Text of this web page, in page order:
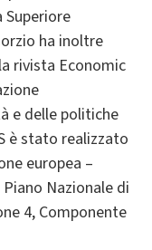
ha inoltre
rivista Economic
e delle politiche
è stato realizzato
europea –
Nazionale di
4, Componente